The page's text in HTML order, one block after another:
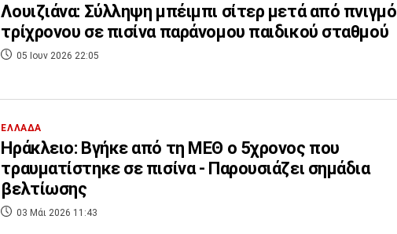
Λουιζιάνα: Σύλληψη μπέιμπι σίτερ μετά από πνιγμό
τρίχρονου σε πισίνα παράνομου παιδικού σταθμού
05 Ιουν 2026 22:05
ΕΛΛΑΔΑ
Ηράκλειο: Βγήκε από τη ΜΕΘ ο 5χρονος που
τραυματίστηκε σε πισίνα - Παρουσιάζει σημάδια
βελτίωσης
03 Μάι 2026 11:43